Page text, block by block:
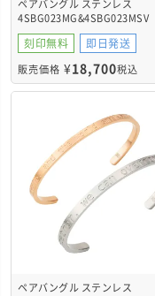
ペアバングル ステンレス
4SBG023MG&4SBG023MSV
刻印無料 即日発送
販売価格 ¥18,700税込
ペアバングル ステンレス